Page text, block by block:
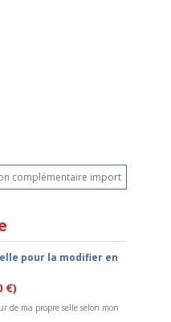
pour la modifier en
€)
de ma propre selle selon mon